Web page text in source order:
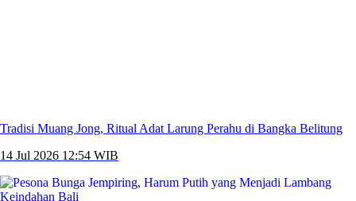
Tradisi Muang Jong, Ritual Adat Larung Perahu di Bangka Belitung
14 Jul 2026 12:54 WIB